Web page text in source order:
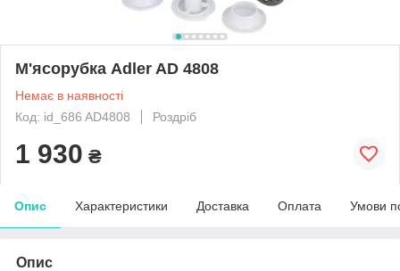
М'ясорубка Adler AD 4808
Немає в наявності
Код: id_686 AD4808
Роздріб
1 930 ₴
Опис Характеристики Доставка Оплата Умови
Опис